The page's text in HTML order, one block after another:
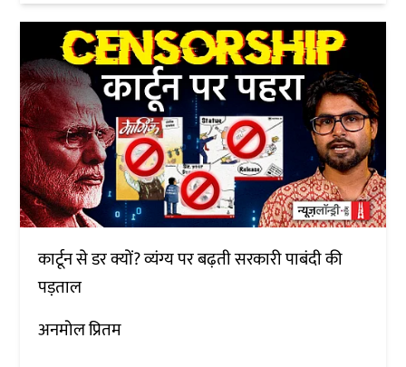
कार्टून से डर क्यों? व्यंग्य पर बढ़ती सरकारी पाबंदी की
पड़ताल
अनमोल प्रितम